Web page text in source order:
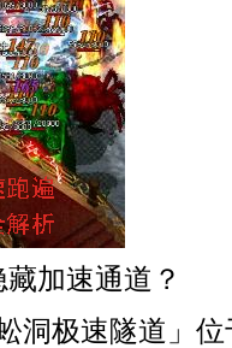
加速通道？
洞极速隧道」位